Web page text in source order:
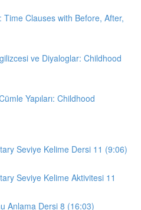
Time Clauses with Before, After,
ve Diyaloglar: Childhood
Yapıları: Childhood
Seviye Kelime Dersi 11 (9:06)
Seviye Kelime Aktivitesi 11
Anlama Dersi 8 (16:03)